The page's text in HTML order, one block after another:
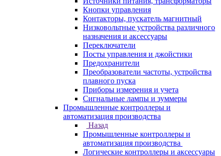
Кнопки управления
Контакторы, пускатель магнитный
Низковольтные устройства различного
назначения и аксессуары
Переключатели
Посты управления и джойстики
Предохранители
Преобразователи частоты, устройства
плавного пуска
Приборы измерения и учета
Сигнальные лампы и зуммеры
Промышленные контроллеры и
автоматизация производства
Назад
Промышленные контроллеры и
автоматизация производства
Логические контроллеры и аксессуары